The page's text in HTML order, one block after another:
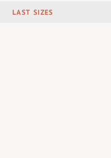
LAST SIZES